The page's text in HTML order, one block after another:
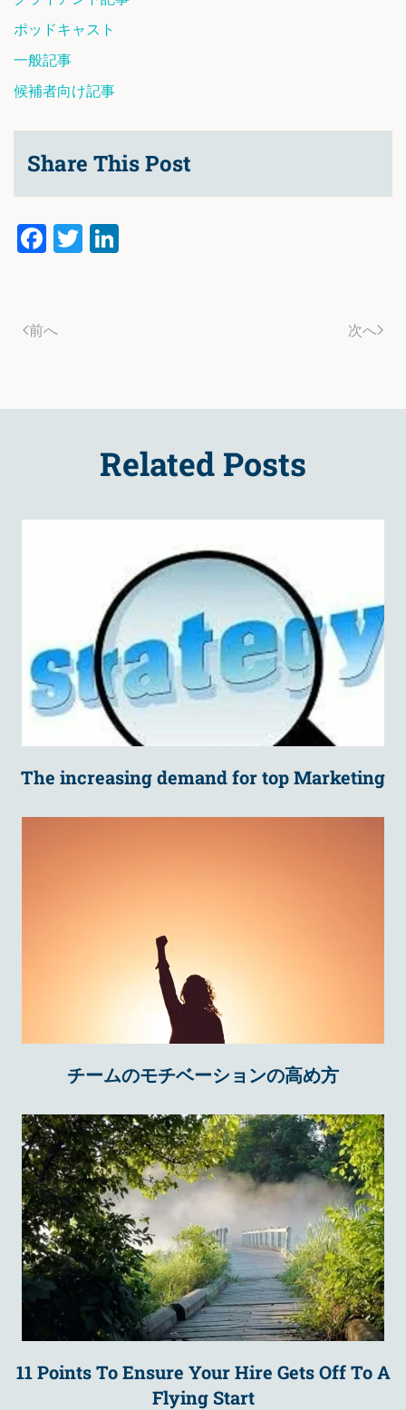
ポッドキャスト
一般記事
候補者向け記事
Share This Post
Facebook
Twitter
前へ 次へ
Related Posts
The increasing demand for top Marketing
チームのモチベーションの高め方
11 Points To Ensure Your Hire Gets Off To A
Flying Start